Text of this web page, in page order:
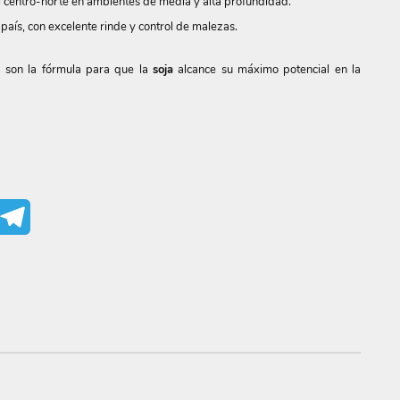
con excelente rinde y control de malezas.
son la fórmula para que la sojaalcance su máximo potencial en la